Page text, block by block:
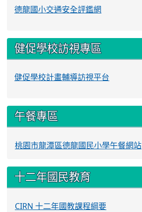
德龍國小交通安全評鑑網
健促學校訪視專區
健促學校計畫輔導訪視平台
午餐專區
桃園市龍潭區德龍國民小學午餐網站
十二年國民教育
CIRN 十二年國教課程綱要